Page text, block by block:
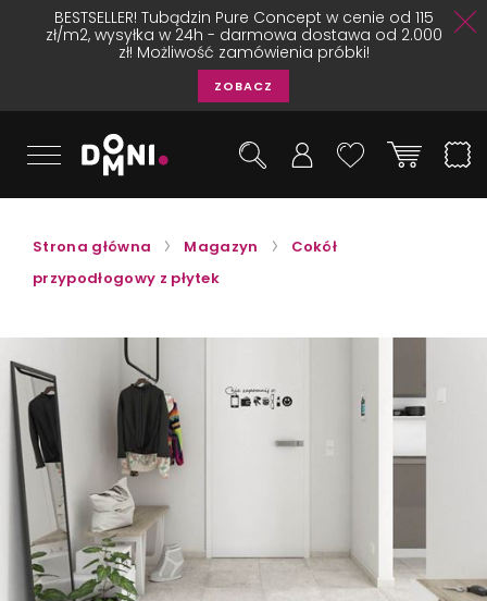
BESTSELLER! Tubądzin Pure Concept w cenie od 115
zł/m2, wysyłka w 24h - darmowa dostawa od 2.000
zł! Możliwość zamówienia próbki!
ZOBACZ
Strona główna Magazyn
Cokół
przypodłogowy z płytek